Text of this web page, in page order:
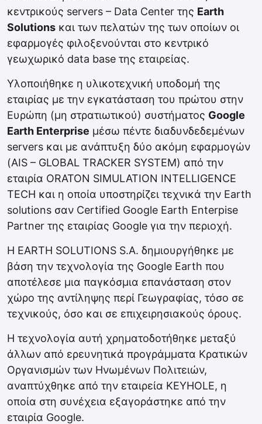
κεντρικούς servers – Data Center της Earth
Solutions και των πελατών της των οποίων οι
εφαρμογές φιλοξενούνται στο κεντρικό
γεωχωρικό data base της εταιρείας.
Υλοποιήθηκε η υλικοτεχνική υποδομή της
εταιρίας με την εγκατάσταση του πρώτου στην
Ευρώπη (μη στρατιωτικού) συστήματος Google
Earth Enterprise μέσω πέντε διαδυνδεδεμένων
servers και με ανάπτυξη δύο ακόμη εφαρμογών
(AIS – GLOBAL TRACKER SYSTEM) από την
εταιρία ORATON SIMULATION INTELLIGENCE
TECH και η οποία υποστηρίζει τεχνικά την Earth
solutions σαν Certified Google Earth Enterpise
Partner της εταιρίας Google για την περιοχή.
Η EARTH SOLUTIONS S.A. δημιουργήθηκε με
βάση την τεχνολογία της Google Earth που
αποτέλεσε μια παγκόσμια επανάσταση στον
χώρο της αντίληψης περί Γεωγραφίας, τόσο σε
τεχνικούς, όσο και σε επιχειρησιακούς όρους.
Η τεχνολογία αυτή χρηματοδοτήθηκε μεταξύ
άλλων από ερευνητικά προγράμματα Κρατικών
Οργανισμών των Ηνωμένων Πολιτειών,
αναπτύχθηκε από την εταιρεία KEYHOLE, η
οποία στη συνέχεια εξαγοράστηκε από την
εταιρία Google.